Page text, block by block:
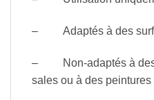
– Adaptés à des
– Non-adaptés à des
sales ou à des peintures